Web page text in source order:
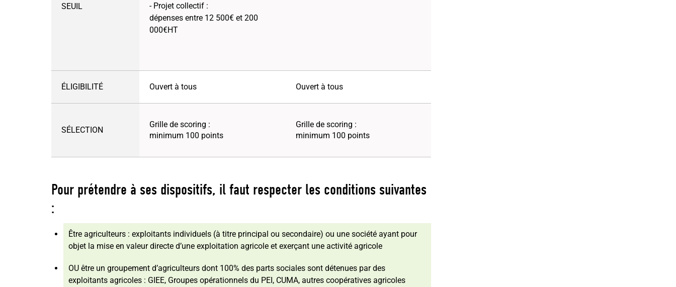
SEUIL
- Projet collectif :
dépenses entre 12 500€ et 200
000€HT
ÉLIGIBILITÉ Ouvert à tous Ouvert à tous
SÉLECTION
Grille de scoring :
minimum 100 points
Grille de scoring :
minimum 100 points
Pour prétendre à ses dispositifs, il faut respecter les conditions suivantes
:
Être agriculteurs : exploitants individuels (à titre principal ou secondaire) ou une société ayant pour
objet la mise en valeur directe d’une exploitation agricole et exerçant une activité agricole
OU être un groupement d’agriculteurs dont 100% des parts sociales sont détenues par des
exploitants agricoles : GIEE, Groupes opérationnels du PEI, CUMA, autres coopératives agricoles